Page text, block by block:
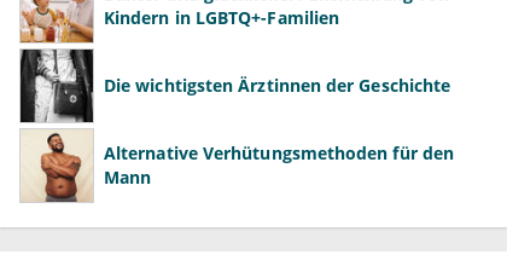
Kindern in LGBTQ+-Familien
Die wichtigsten Ärztinnen der Geschichte
Alternative Verhütungsmethoden für den
Mann